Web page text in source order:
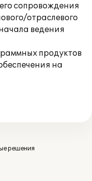
сопровождения
отраслевого
ведения
продуктов
на
решения